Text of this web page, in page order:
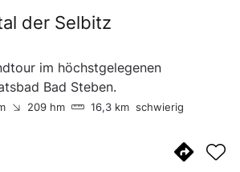
der Selbitz
im höchstgelegenen
Bad Steben.
209 hm 16,3 km schwierig